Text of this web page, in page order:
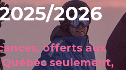
2026
offerts aux
seulement,